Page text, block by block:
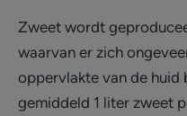
Zweet wordt
waarvan er zich
oppervlakte van de huid
gemiddeld 1 liter zweet